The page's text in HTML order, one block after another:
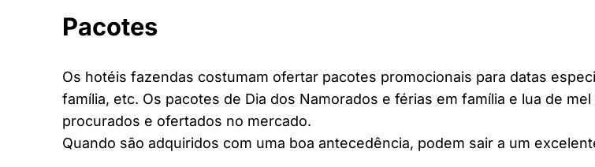
Pacotes
Os hotéis fazendas costumam ofertar pacotes promocionais para datas
família, etc. Os pacotes de Dia dos Namorados e férias em família e lua de mel
procurados e ofertados no mercado.
Quando são adquiridos com uma boa antecedência, podem sair a um